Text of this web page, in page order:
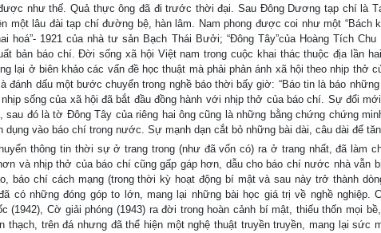
như thế. Quả thực ông đã đi trước thời đại. Sau Đông Dương tạp chí là
một lâu đài tạp chí đường bệ, hàn lâm. Nam phong được coi như một “Bách
hoá”- 1921 của nhà tư sản Bạch Thái Bưởi; “Đông Tây”của Hoàng Tích
bản báo chí. Đời sống xã hội Việt nam trong cuộc khai thác thuộc địa lần
lại ở biên khảo các vấn đề học thuật mà phải phản ánh xã hội theo nhịp thở
đánh dấu một bước chuyển trong nghề báo thời bấy giờ: “Báo tin là báo
sống của xã hội đã bắt đầu đồng hành với nhịp thở của báo chí. Sự đổi
sau đó là tờ Đông Tây của riêng hai ông cũng là những bằng chứng chứng
dụng vào báo chí trong nước. Sự mạnh dạn cắt bỏ những bài dài, câu dài để
thông tin thời sự ở trang trong (như đã vốn có) ra ở trang nhất, đã làm
và nhịp thở của báo chí cũng gấp gáp hơn, dẫu cho báo chí nước nhà vẫn
báo chí cách mạng (trong thời kỳ hoạt động bí mật và sau này trở thành
có những đóng góp to lớn, mang lại những bài học giá trị về nghề nghiệp.
(1942), Cờ giải phóng (1943) ra đời trong hoàn cảnh bí mật, thiếu thốn mọi
thạch, trên đá nhưng đã thể hiện một nghệ thuật truyền truyền, mang lại sức